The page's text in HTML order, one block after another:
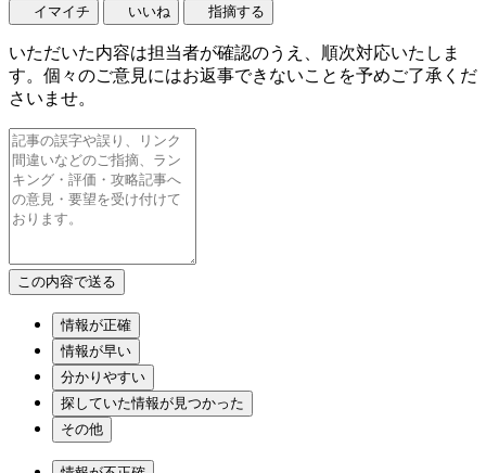
イマイチ いいね 指摘する
いただいた内容は担当者が確認のうえ、順次対応いたしま
す。個々のご意見にはお返事できないことを予めご了承くだ
さいませ。
情報が正確
情報が早い
分かりやすい
探していた情報が見つかった
その他